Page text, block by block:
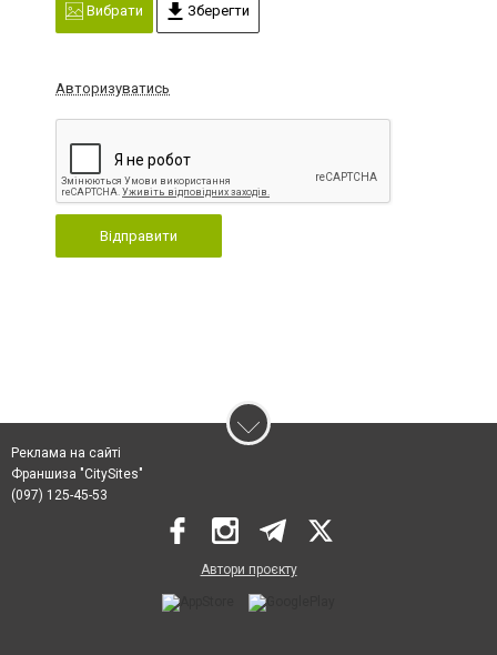
Вибрати
Зберегти
Авторизуватись
Відправити
Реклама на сайті
Франшиза "CitySites"
(097) 125-45-53
Автори проєкту